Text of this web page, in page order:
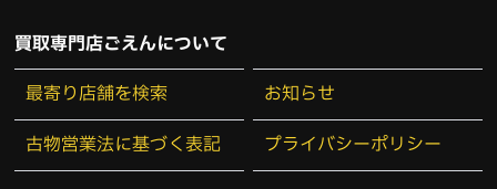
ナイキ（1）
バーバリー（2）
買取専門店ごえんについて
最寄り店舗を検索
お知らせ
古物営業法に基づく表記
プライバシーポリシー